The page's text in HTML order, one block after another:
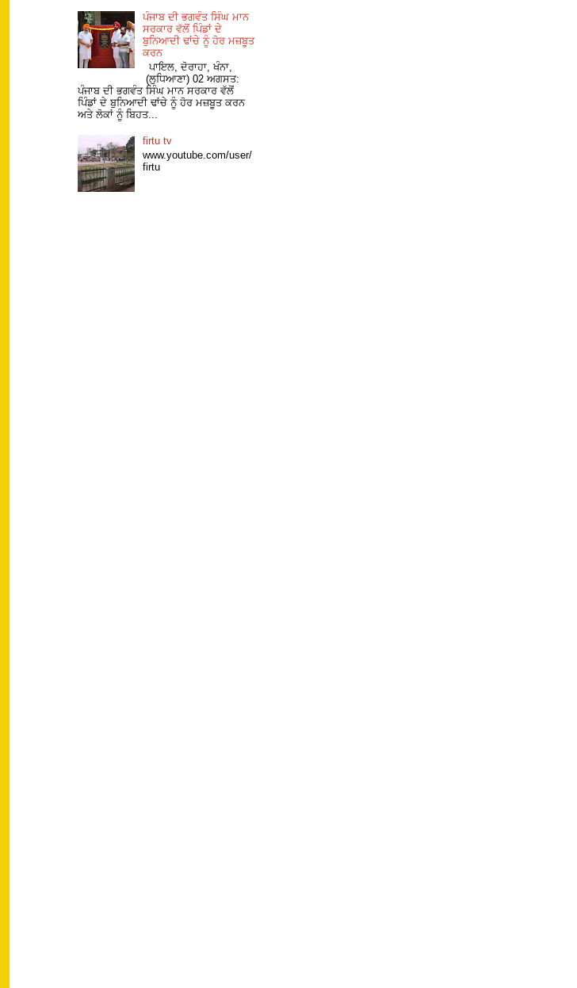
ਪੰਜਾਬ ਦੀ ਭਗਵੰਤ ਸਿੰਘ ਮਾਨ
ਸਰਕਾਰ ਵੱਲੋਂ ਪਿੰਡਾਂ ਦੇ
ਬੁਨਿਆਦੀ ਢਾਂਚੇ ਨੂੰ ਹੋਰ ਮਜ਼ਬੂਤ
ਕਰਨ
ਪਾਇਲ, ਦੋਰਾਹਾ, ਖੰਨਾ,
(ਲੁਧਿਆਣਾ) 02 ਅਗਸਤ:
ਪੰਜਾਬ ਦੀ ਭਗਵੰਤ ਸਿੰਘ ਮਾਨ ਸਰਕਾਰ ਵੱਲੋਂ
ਪਿੰਡਾਂ ਦੇ ਬੁਨਿਆਦੀ ਢਾਂਚੇ ਨੂੰ ਹੋਰ ਮਜ਼ਬੂਤ ਕਰਨ
ਅਤੇ ਲੋਕਾਂ ਨੂੰ ਬਿਹਤ...
firtu tv
www.youtube.com/user/
firtu